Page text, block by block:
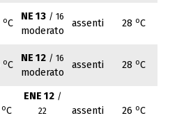
oC
NE 13 / 16
moderato
assenti 28 oC
oC
NE 12 / 16
moderato
assenti 28 oC
oC
ENE 12 /
22
assenti 26 oC